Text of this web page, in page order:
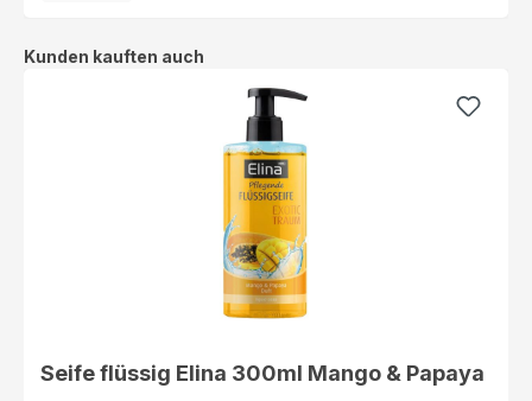
Produktgalerie überspringen
Kunden kauften auch
Seife flüssig Elina 300ml Mango & Papaya